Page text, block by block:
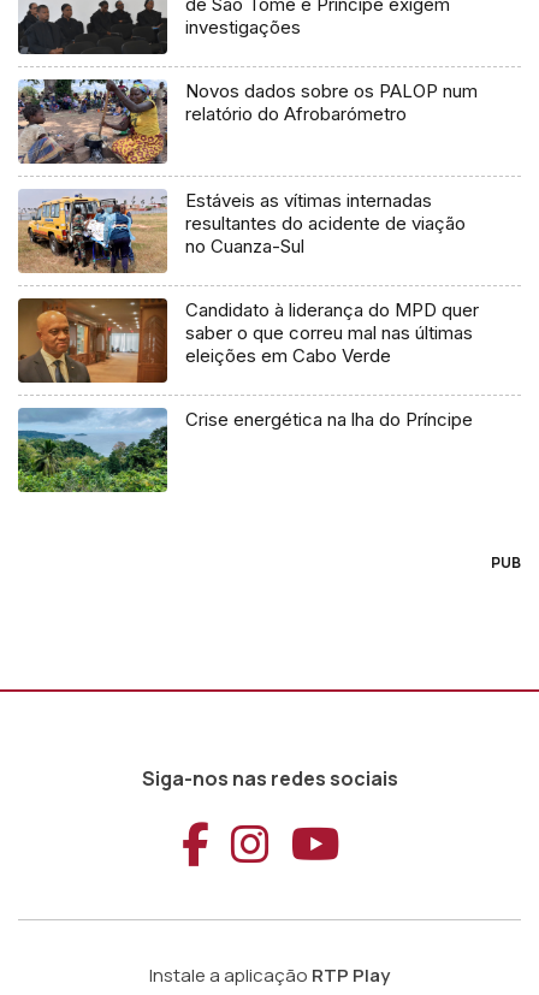
de São Tomé e Príncipe exigem
investigações
Novos dados sobre os PALOP num
relatório do Afrobarómetro
Estáveis as vítimas internadas
resultantes do acidente de viação
no Cuanza-Sul
Candidato à liderança do MPD quer
saber o que correu mal nas últimas
eleições em Cabo Verde
Crise energética na lha do Príncipe
PUB
Siga-nos nas redes sociais
Aceder ao
Aceder ao
Aceder
Instale a aplicação RTP Play